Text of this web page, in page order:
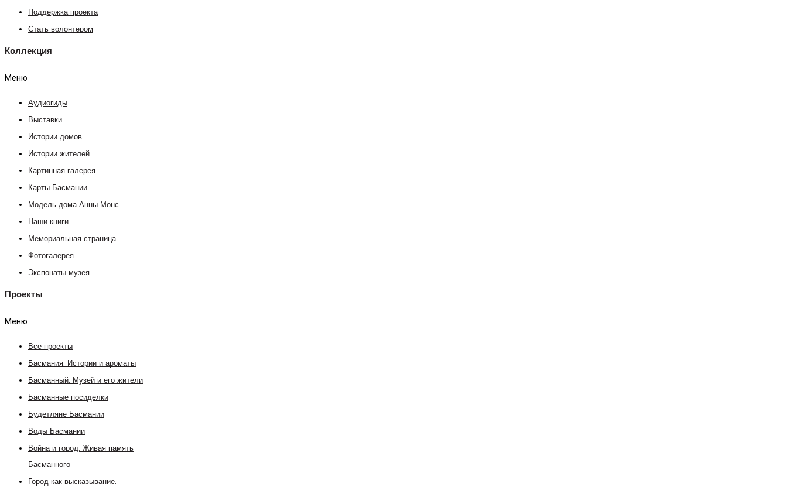
Поддержка проекта
Стать волонтером
Коллекция
Меню
Аудиогиды
Выставки
Истории домов
Истории жителей
Картинная галерея
Карты Басмании
Модель дома Анны Монс
Наши книги
Мемориальная страница
Фотогалерея
Экспонаты музея
Проекты
Меню
Все проекты
Басмания. Истории и ароматы
Басманный. Музей и его жители
Басманные посиделки
Будетляне Басмании
Воды Басмании
Война и город. Живая память
Басманного
Город как высказывание.